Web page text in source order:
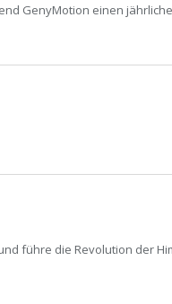
GenyMotion einen
führe die Revolution der